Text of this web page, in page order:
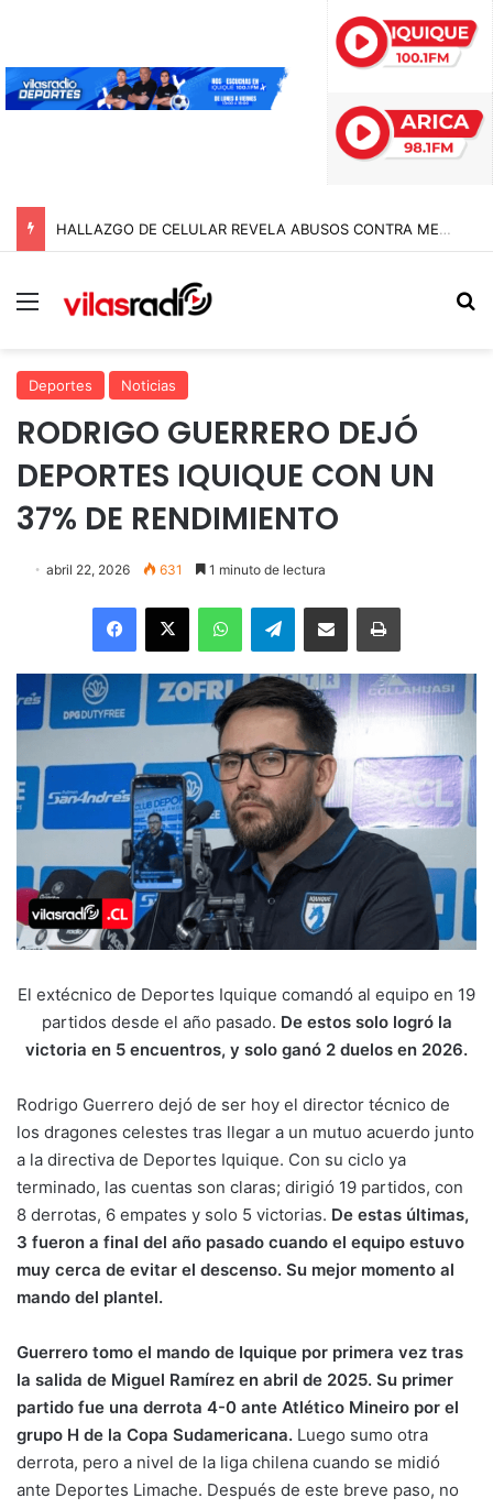
HALLAZGO DE CELULAR REVELA ABUSOS CONTRA MENOR Y TERMINA CON PROFESOR EN PRISIÓN PREVENTIVA
Menú
Deportes Noticias
RODRIGO GUERRERO DEJÓ
DEPORTES IQUIQUE CON UN
37% DE RENDIMIENTO
abril 22, 2026 631 1 minuto de lectura
Facebook
X WhatsAppTelegramEnviar vía email Imprimir
El extécnico de Deportes Iquique comandó al equipo en 19
partidos desde el año pasado. De estos solo logró la
victoria en 5 encuentros, y solo ganó 2 duelos en 2026.
Rodrigo Guerrero dejó de ser hoy el director técnico de
los dragones celestes tras llegar a un mutuo acuerdo junto
a la directiva de Deportes Iquique. Con su ciclo ya
terminado, las cuentas son claras; dirigió 19 partidos, con
8 derrotas, 6 empates y solo 5 victorias. De estas últimas,
3 fueron a final del año pasado cuando el equipo estuvo
muy cerca de evitar el descenso. Su mejor momento al
mando del plantel.
Guerrero tomo el mando de Iquique por primera vez tras
la salida de Miguel Ramírez en abril de 2025. Su primer
partido fue una derrota 4-0 ante Atlético Mineiro por el
grupo H de la Copa Sudamericana. Luego sumo otra
derrota, pero a nivel de la liga chilena cuando se midió
ante Deportes Limache. Después de este breve paso, no